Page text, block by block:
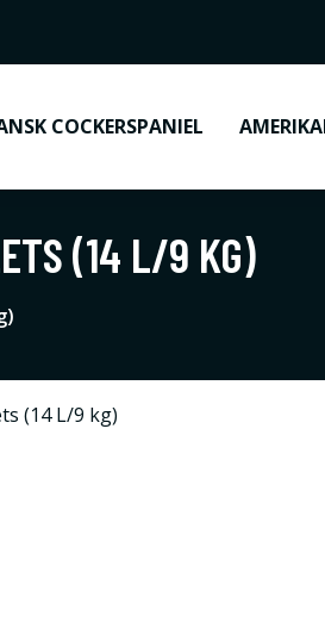
COCKERSPANIEL
(14 L/9 KG)